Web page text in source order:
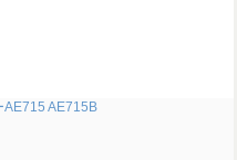
AE715 AE715B